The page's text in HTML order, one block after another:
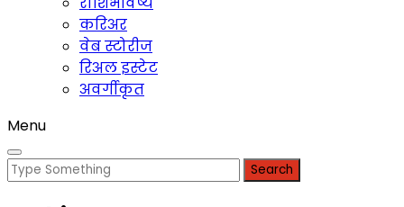
करिअर
वेब स्टोरीज
रिअल इस्टेट
अवर्गीकृत
Menu
Search